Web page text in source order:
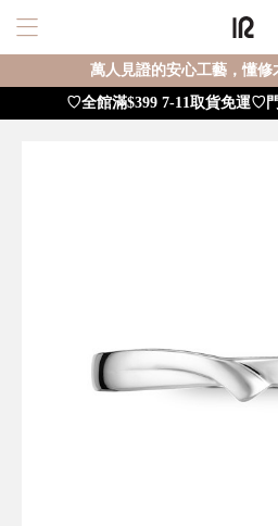
萬人見證的安心工藝，懂修
♡全館滿$399 7-11取貨免運♡